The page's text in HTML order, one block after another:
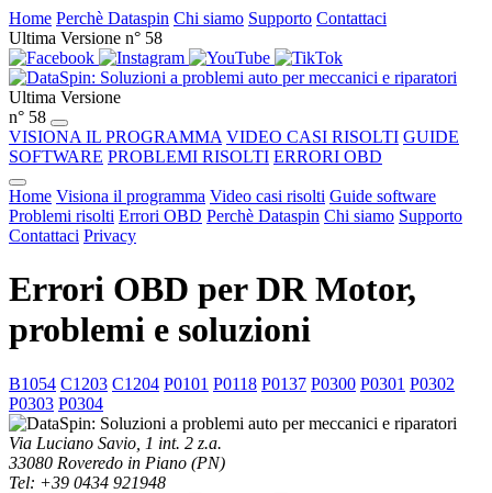
Home Perchè Dataspin Chi siamo Supporto Contattaci
Ultima Versione n° 58
Ultima Versione
n° 58
VISIONA IL PROGRAMMA VIDEO CASI RISOLTI GUIDE
SOFTWARE PROBLEMI RISOLTI ERRORI OBD
Home Visiona il programma Video casi risolti Guide software
Problemi risolti Errori OBD Perchè Dataspin Chi siamo Supporto
Contattaci Privacy
Errori OBD per DR Motor,
problemi e soluzioni
B1054 C1203 C1204 P0101 P0118 P0137 P0300 P0301 P0302
P0303 P0304
Via Luciano Savio, 1 int. 2 z.a.
33080 Roveredo in Piano (PN)
Tel: +39 0434 921948